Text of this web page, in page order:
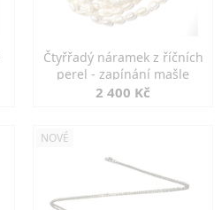
Čtyřřadý náramek z říčních
perel - zapínání mašle
2 400 Kč
NOVÉ